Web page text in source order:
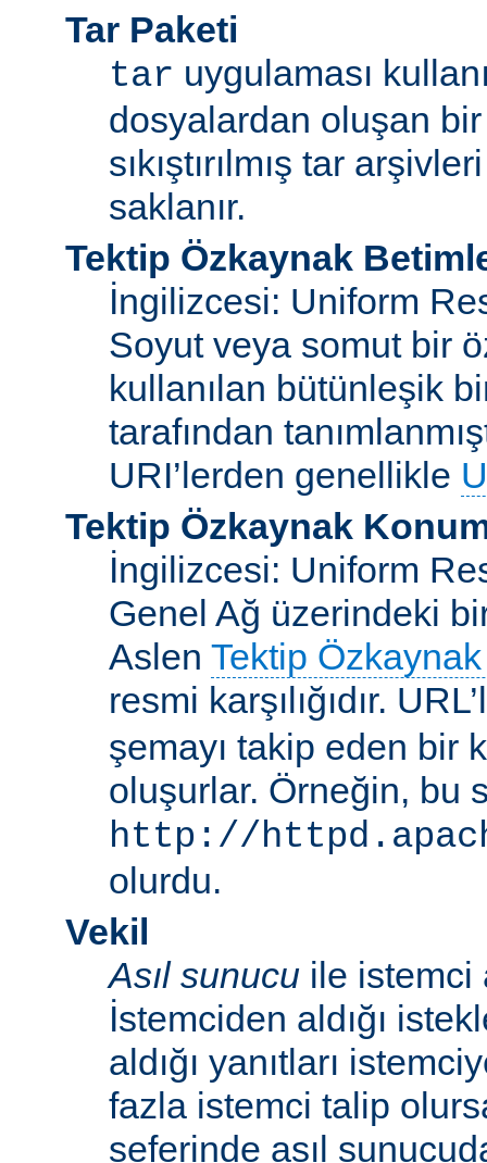
Tar Paketi
tar uygulaması
dosyalardan oluşan bir
sıkıştırılmış tar
saklanır.
Tektip Özkaynak
İngilizcesi: Uniform
Soyut veya somut bir
kullanılan bütünleşik
tarafından
URI’lerden genellikle
Tektip Özkaynak
İngilizcesi: Uniform
Genel Ağ üzerindeki
Aslen Tektip
resmi karşılığıdır.
şemayı takip eden bir
oluşurlar. Örneğin, bu
http://
olurdu.
Vekil
Asıl sunucu ile istemci
İstemciden aldığı
aldığı yanıtları
fazla istemci talip
seferinde asıl